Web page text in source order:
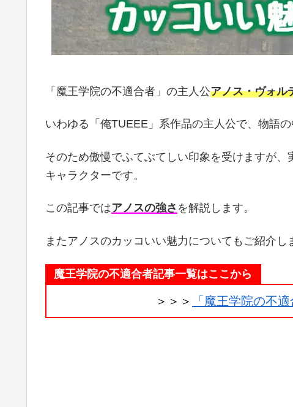
「魔王学院の不適合者」の主人公アノス・ヴォル
いわゆる「俺TUEEE」系作品の主人公で、物語
そのため傲慢でふてぶてしい印象を受けますが
キャラクターです。
この記事ではアノスの強さ を解説します。
またアノスのカッコいい魅力についてもご紹介し
魔王学院の不適合者記事一覧はここから
＞＞＞ 「魔王学院の不